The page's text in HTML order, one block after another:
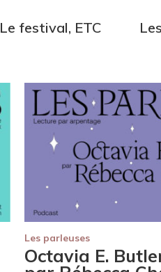
Le festival, ETC
Les parleuses
Octavia E.